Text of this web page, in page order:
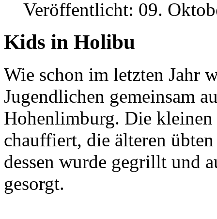
Veröffentlicht: 09.
Kids in Holibu
Wie schon im letzten Jahr
Jugendlichen gemeinsam
Hohenlimburg. Die
chauffiert, die älteren
dessen wurde gegrillt und
gesorgt.